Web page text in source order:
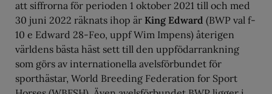
att siffrorna för perioden 1 oktober 2021 till och med
30 juni 2022 räknats ihop är King Edward (BWP val f-
10 e Edward 28-Feo, uppf Wim Impens) återigen
världens bästa häst sett till den uppfödarrankning
som görs av internationella avelsförbundet för
sporthästar, World Breeding Federation for Sport